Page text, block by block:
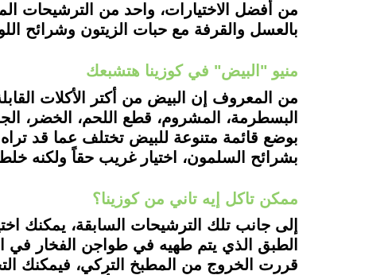
من أفضل الاختيارات، واحد من الترشيحات
بالعسل والقرفة مع حبات الزيتون وشرائح
منيو "البيض" في كوزينا هتشبعك
من المعروف إن البيض من أكتر الأكلات
البسطرمة، المشروم، قطع اللحم، الخضر،
بوضع قائمة متنوعة للبيض تختلف عما قد
بشرائح السلمون، اختيار غريب حقاً ولكنه
ممكن تاكل إيه تاني من كوزينا؟
إلى جانب تلك الترشيحات السابقة، يمكنك
الطبق الذي يتم طهيه في طواجن الفخار في
قررت الخروج من المطبخ التركي، فيمكنك